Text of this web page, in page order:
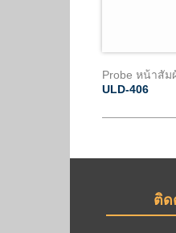
Probe หน้าสัม
ULD-406
ติด